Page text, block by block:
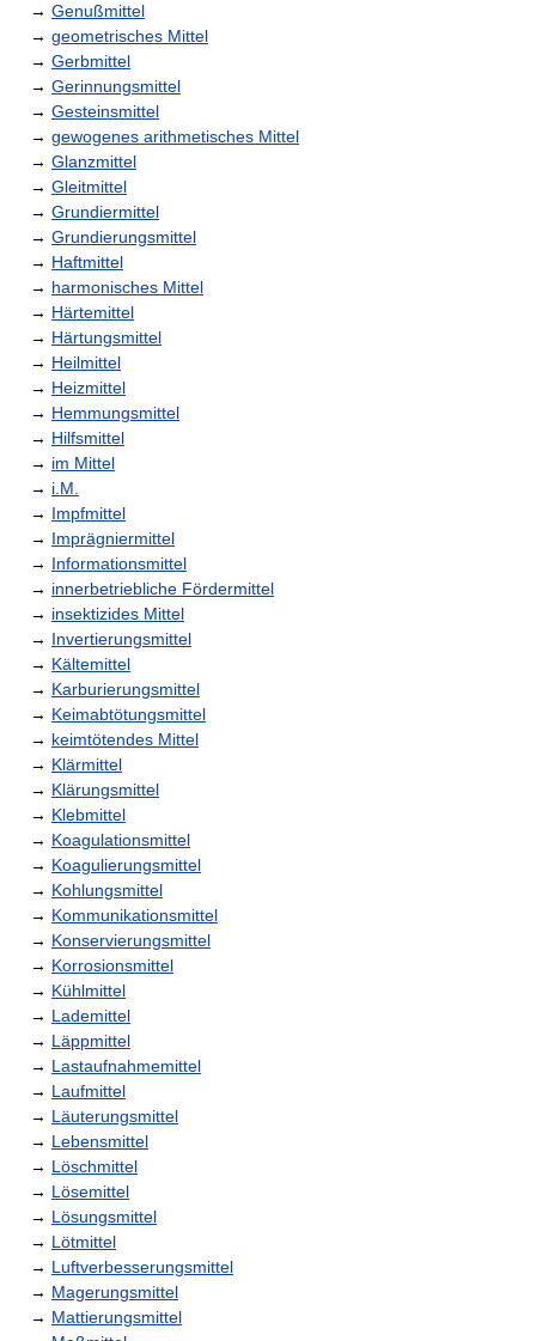
→ Genußmittel
→ geometrisches Mittel
→ Gerbmittel
→ Gerinnungsmittel
→ Gesteinsmittel
→ gewogenes arithmetisches Mittel
→ Glanzmittel
→ Gleitmittel
→ Grundiermittel
→ Grundierungsmittel
→ Haftmittel
→ harmonisches Mittel
→ Härtemittel
→ Härtungsmittel
→ Heilmittel
→ Heizmittel
→ Hemmungsmittel
→ Hilfsmittel
→ im Mittel
→ i.M.
→ Impfmittel
→ Imprägniermittel
→ Informationsmittel
→ innerbetriebliche Fördermittel
→ insektizides Mittel
→ Invertierungsmittel
→ Kältemittel
→ Karburierungsmittel
→ Keimabtötungsmittel
→ keimtötendes Mittel
→ Klärmittel
→ Klärungsmittel
→ Klebmittel
→ Koagulationsmittel
→ Koagulierungsmittel
→ Kohlungsmittel
→ Kommunikationsmittel
→ Konservierungsmittel
→ Korrosionsmittel
→ Kühlmittel
→ Lademittel
→ Läppmittel
→ Lastaufnahmemittel
→ Laufmittel
→ Läuterungsmittel
→ Lebensmittel
→ Löschmittel
→ Lösemittel
→ Lösungsmittel
→ Lötmittel
→ Luftverbesserungsmittel
→ Magerungsmittel
→ Mattierungsmittel